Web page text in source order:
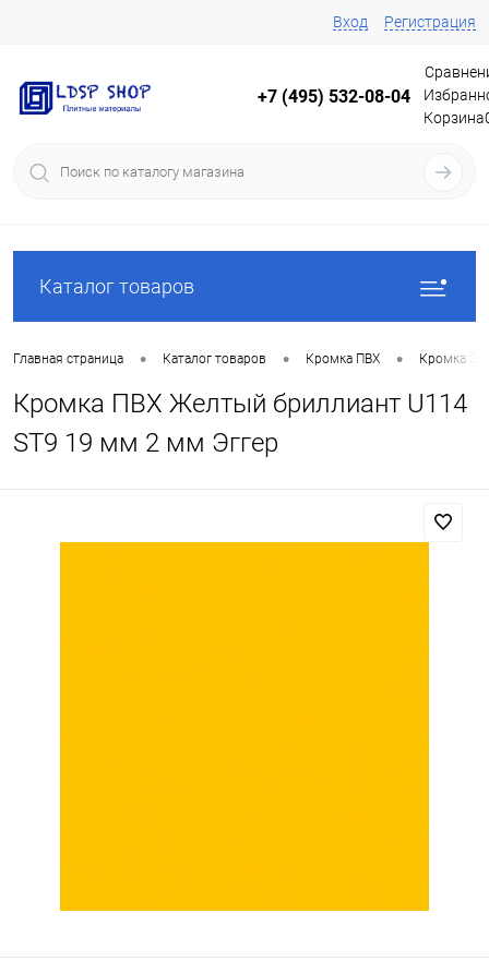
Вход Регистрация
+7 (495) 532-08-04
Корзина
Каталог товаров
Главная страница • Каталог товаров • Кромка ПВХ • Кромка
Кромка ПВХ Желтый бриллиант U114
ST9 19 мм 2 мм Эггер